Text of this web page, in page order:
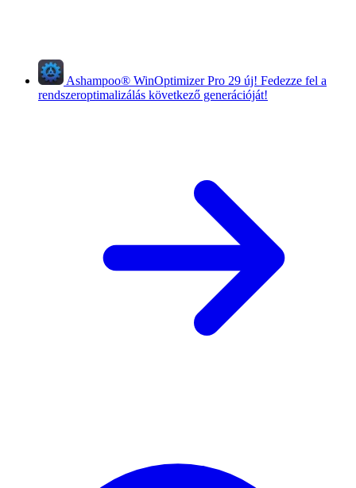
Ashampoo® WinOptimizer Pro 29 új! Fedezze fel a
rendszeroptimalizálás következő generációját!